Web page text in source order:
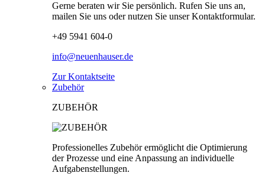
Gerne beraten wir Sie persönlich. Rufen Sie uns an,
mailen Sie uns oder nutzen Sie unser Kontaktformular.
+49 5941 604-0
info@neuenhauser.de
Zur Kontaktseite
Zubehör
ZUBEHÖR
Professionelles Zubehör ermöglicht die Optimierung
der Prozesse und eine Anpassung an individuelle
Aufgabenstellungen.